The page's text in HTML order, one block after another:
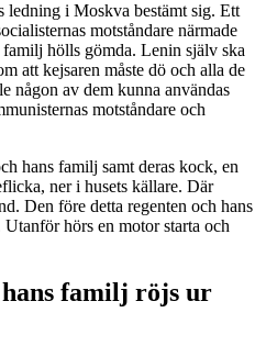
ledning i Moskva bestämt sig. Ett
motståndare närmade
hölls gömda. Lenin själv ska
att kejsaren måste dö och alla de
någon av dem kunna användas
motståndare och
hans familj samt deras kock, en
ner i husets källare. Där
Den före detta regenten och hans
hörs en motor starta och
familj röjs ur